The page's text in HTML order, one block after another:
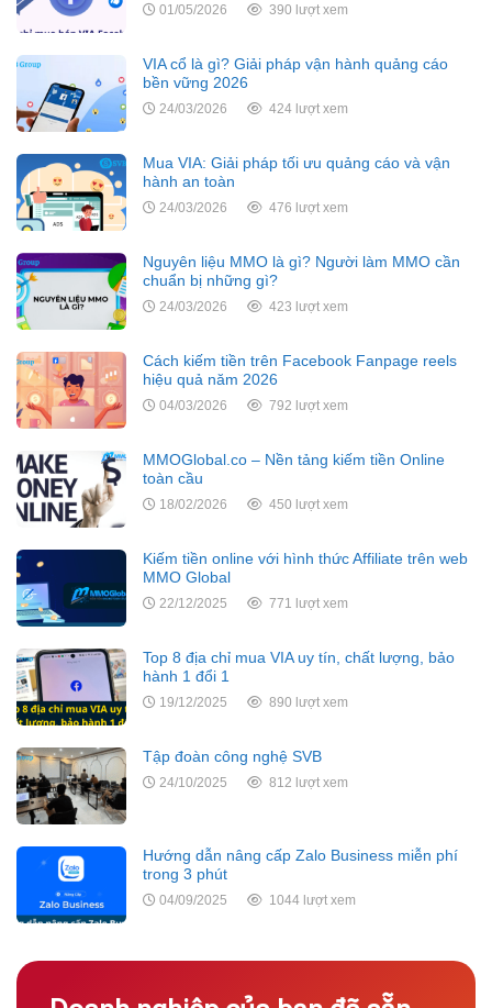
01/05/2026 390 lượt xem
VIA cổ là gì? Giải pháp vận hành quảng cáo
bền vững 2026
24/03/2026 424 lượt xem
Mua VIA: Giải pháp tối ưu quảng cáo và vận
hành an toàn
24/03/2026 476 lượt xem
Nguyên liệu MMO là gì? Người làm MMO cần
chuẩn bị những gì?
24/03/2026 423 lượt xem
Cách kiếm tiền trên Facebook Fanpage reels
hiệu quả năm 2026
04/03/2026 792 lượt xem
MMOGlobal.co – Nền tảng kiếm tiền Online
toàn cầu
18/02/2026 450 lượt xem
Kiếm tiền online với hình thức Affiliate trên web
MMO Global
22/12/2025 771 lượt xem
Top 8 địa chỉ mua VIA uy tín, chất lượng, bảo
hành 1 đổi 1
19/12/2025 890 lượt xem
Tập đoàn công nghệ SVB
24/10/2025 812 lượt xem
Hướng dẫn nâng cấp Zalo Business miễn phí
trong 3 phút
04/09/2025 1044 lượt xem